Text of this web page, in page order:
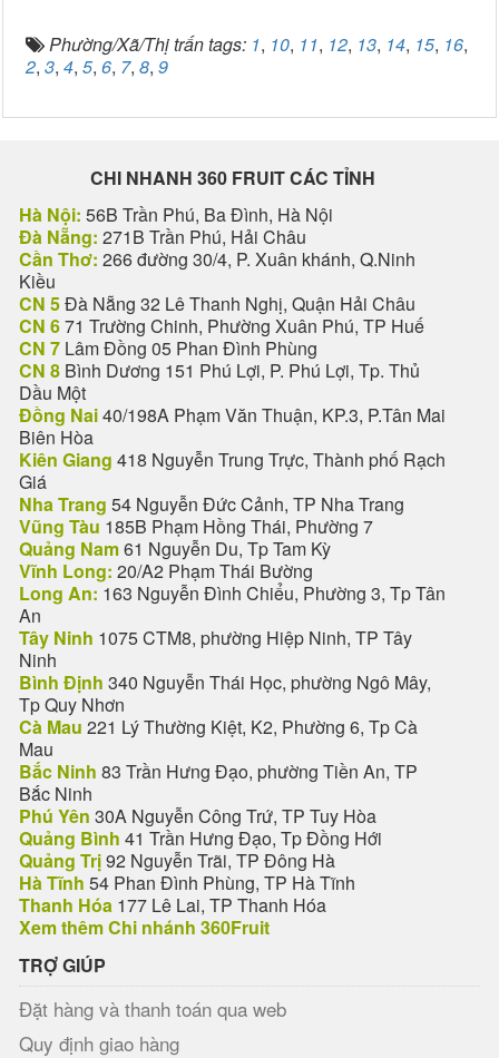
Phường/Xã/Thị trấn tags: 1, 10, 11, 12, 13, 14, 15, 16,
2, 3, 4, 5, 6, 7, 8, 9
CHI NHANH 360 FRUIT CÁC TỈNH
Hà Nội: 56B Trần Phú, Ba Đình, Hà Nội
Đà Nẵng: 271B Trần Phú, Hải Châu
Cần Thơ: 266 đường 30/4, P. Xuân khánh, Q.Ninh
Kiều
CN 5Đà Nẵng 32 Lê Thanh Nghị, Quận Hải Châu
CN 671 Trường Chinh, Phường Xuân Phú, TP Huế
CN 7 Lâm Đồng 05 Phan Đình Phùng
CN 8 Bình Dương 151 Phú Lợi, P. Phú Lợi, Tp. Thủ
Dầu Một
Đồng Nai40/198A Phạm Văn Thuận, KP.3, P.Tân Mai
Biên Hòa
Kiên Giang 418 Nguyễn Trung Trực, Thành phố Rạch
Giá
Nha Trang 54 Nguyễn Đức Cảnh, TP Nha Trang
Vũng Tàu 185B Phạm Hồng Thái, Phường 7
Quảng Nam61 Nguyễn Du, Tp Tam Kỳ
Vĩnh Long: 20/A2 Phạm Thái Bường
Long An: 163 Nguyễn Đình Chiểu, Phường 3, Tp Tân
An
Tây Ninh 1075 CTM8, phường Hiệp Ninh, TP Tây
Ninh
Bình Định 340 Nguyễn Thái Học, phường Ngô Mây,
Tp Quy Nhơn
Cà Mau 221 Lý Thường Kiệt, K2, Phường 6, Tp Cà
Mau
Bắc Ninh 83 Trần Hưng Đạo, phường Tiền An, TP
Bắc Ninh
Phú Yên 30A Nguyễn Công Trứ, TP Tuy Hòa
Quảng Bình 41 Trần Hưng Đạo, Tp Đồng Hới
Quảng Trị92 Nguyễn Trãi, TP Đông Hà
Hà Tĩnh 54 Phan Đình Phùng, TP Hà Tĩnh
Thanh Hóa 177 Lê Lai, TP Thanh Hóa
Xem thêm Chi nhánh 360Fruit
TRỢ GIÚP
Đặt hàng và thanh toán qua web
Quy định giao hàng